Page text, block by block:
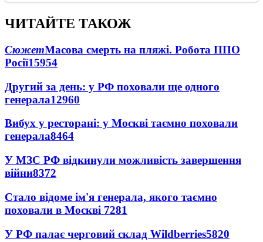
ЧИТАЙТЕ ТАКОЖ
СюжетМасова смерть на пляжі. Робота ППО
Росії15954
Другий за день: у РФ поховали ще одного
генерала12960
Вибух у ресторані: у Москві таємно поховали
генерала8464
У МЗС РФ відкинули можливість завершення
війни8372
Стало відоме ім'я генерала, якого таємно
поховали в Москві 7281
У РФ палає черговий склад Wildberries5820